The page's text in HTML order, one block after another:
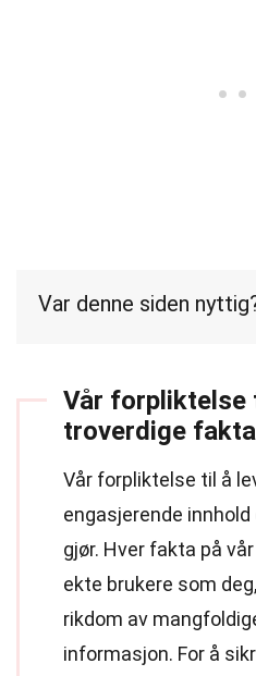
Var denne siden
Vår forpliktelse
troverdige fakta
Vår forpliktelse til å
engasjerende innhold
gjør. Hver fakta på
ekte brukere som
rikdom av
informasjon. For å